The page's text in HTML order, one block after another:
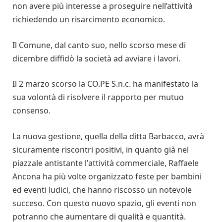
non avere più interesse a proseguire nell’attività
richiedendo un risarcimento economico.
Il Comune, dal canto suo, nello scorso mese di
dicembre diffidò la società ad avviare i lavori.
Il 2 marzo scorso la CO.PE S.n.c. ha manifestato la
sua volontà di risolvere il rapporto per mutuo
consenso.
La nuova gestione, quella della ditta Barbacco, avrà
sicuramente riscontri positivi, in quanto già nel
piazzale antistante l'attività commerciale, Raffaele
Ancona ha più volte organizzato feste per bambini
ed eventi ludici, che hanno riscosso un notevole
succeso. Con questo nuovo spazio, gli eventi non
potranno che aumentare di qualità e quantità.